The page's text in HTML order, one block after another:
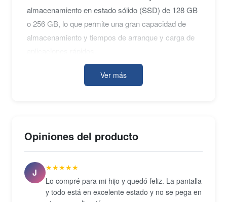
almacenamiento en estado sólido (SSD) de 128 GB
o 256 GB, lo que permite una gran capacidad de
almacenamiento y tiempos de arranque y carga de
La pantalla Retina del MacBook Air 13" tiene una
resolución de 2560x1600 píxeles, lo que proporciona
navegación web y hasta 30 días en espera.
En términos de conectividad, el MacBook Air 13"
tiene dos puertos Thunderbolt 3 (USB-C), un
conector de auriculares y Bluetooth 5.0. También
Ver más
Opiniones del producto
J
★★★★★
Lo compré para mi hijo y quedó feliz. La pantalla
y todo está en excelente estado y no se pega en